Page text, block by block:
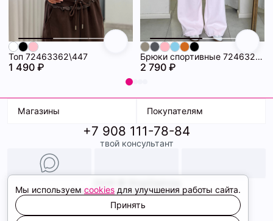
Топ 72463362\447
1 490 ₽
Брюки спортивные 72463281\445
2 790 ₽
Магазины
ТК Терминал
ТРК Континент
Покупателям
Доставка
Условия оплаты
Образы
+7 908 111-78-84
твой консультант
Политика конфиденциальности
Соглашение cookie
Сайт создали
Мы используем cookies для улучшения работы сайта.
Принять